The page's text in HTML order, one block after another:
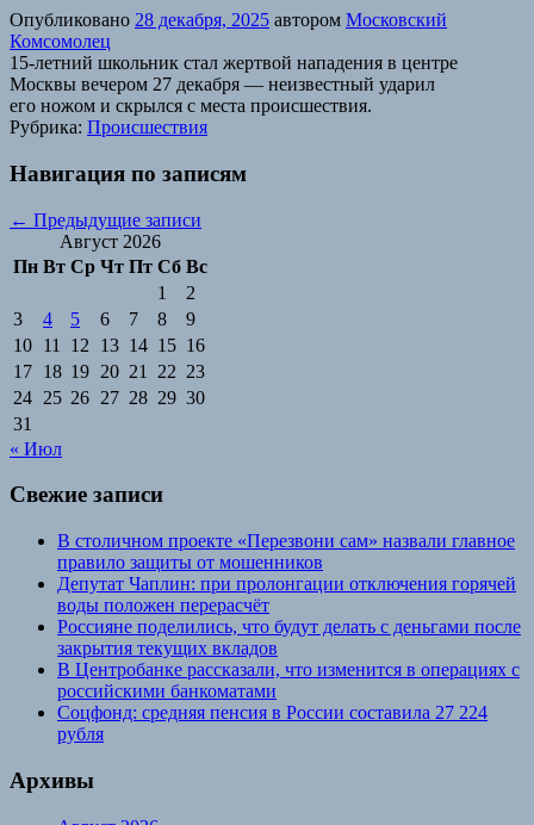
Опубликовано 28 декабря, 2025 автором Московский
Комсомолец
15-летний школьник стал жертвой нападения в центре
Москвы вечером 27 декабря — неизвестный ударил
его ножом и скрылся с места происшествия.
Рубрика: Происшествия
Навигация по записям
← Предыдущие записи
Август 2026
Пн Вт Ср Чт Пт Сб Вс
1
2
3
4 5 6 7 8
9
10 11 12 13 14 15 16
17 18 19 20 21 22 23
24 25 26 27 28 29 30
31
« Июл
Свежие записи
В столичном проекте «Перезвони сам» назвали главное
правило защиты от мошенников
Депутат Чаплин: при пролонгации отключения горячей
воды положен перерасчёт
Россияне поделились, что будут делать с деньгами после
закрытия текущих вкладов
В Центробанке рассказали, что изменится в операциях с
российскими банкоматами
Соцфонд: средняя пенсия в России составила 27 224
рубля
Архивы